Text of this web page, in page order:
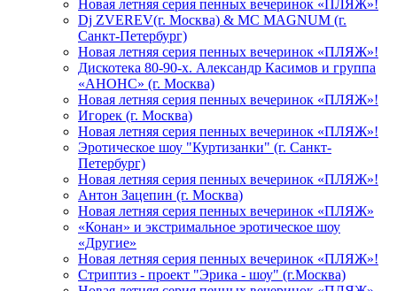
Новая летняя серия пенных вечеринок «ПЛЯЖ»!
Dj ZVEREV(г. Москва) & MC MAGNUM (г.
Санкт-Петербург)
Новая летняя серия пенных вечеринок «ПЛЯЖ»!
Дискотека 80-90-х. Александр Касимов и группа
«АНОНС» (г. Москва)
Новая летняя серия пенных вечеринок «ПЛЯЖ»!
Игорек (г. Москва)
Новая летняя серия пенных вечеринок «ПЛЯЖ»!
Эротическое шоу "Куртизанки" (г. Санкт-
Петербург)
Новая летняя серия пенных вечеринок «ПЛЯЖ»!
Антон Зацепин (г. Москва)
Новая летняя серия пенных вечеринок «ПЛЯЖ»
«Конан» и экстримальное эротическое шоу
«Другие»
Новая летняя серия пенных вечеринок «ПЛЯЖ»!
Стриптиз - проект "Эрика - шоу" (г.Москва)